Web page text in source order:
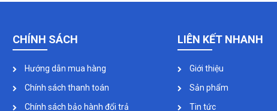
CHÍNH SÁCH
Hướng dẫn mua hàng
Chính sách thanh toán
Chính sách bảo hành đổi trả
LIÊN KẾT NHANH
Giới thiệu
Sản phẩm
Tin tức